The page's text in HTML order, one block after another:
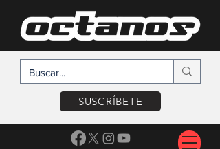
SUSCRÍBETE